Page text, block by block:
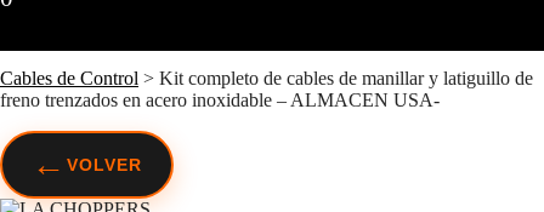
Cables de Control > Kit completo de cables de manillar y latiguillo de
freno trenzados en acero inoxidable – ALMACEN USA-
← VOLVER